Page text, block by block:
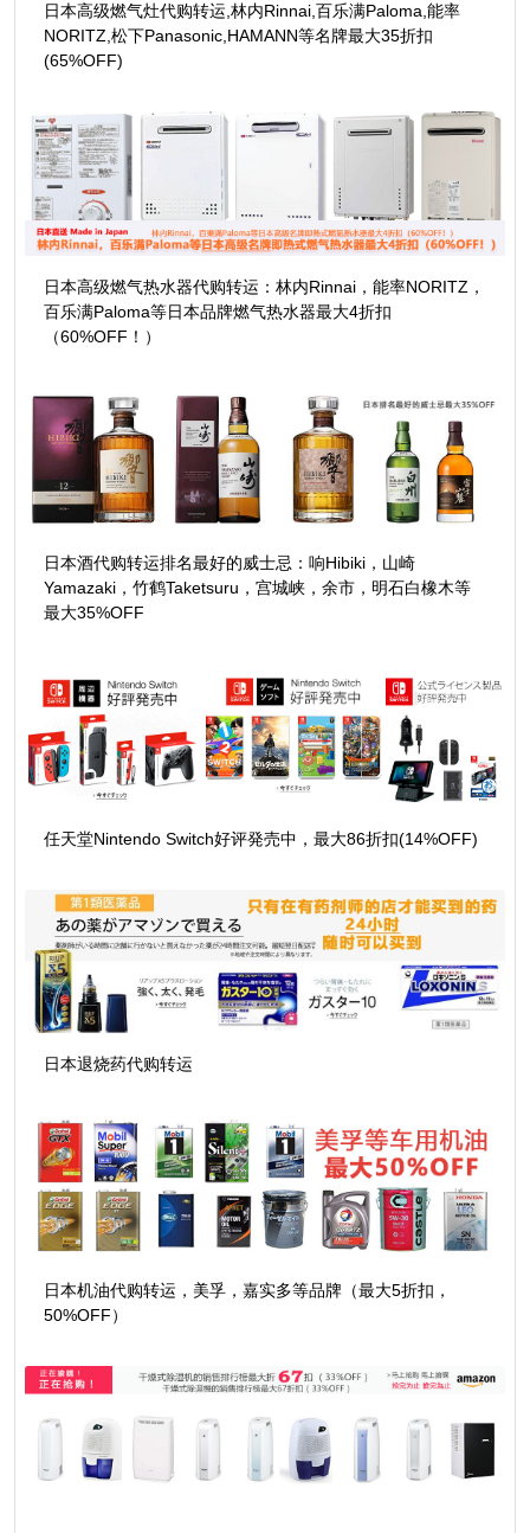
日本高级燃气灶代购转运,林内Rinnai,百乐满Paloma,能率
NORITZ,松下Panasonic,HAMANN等名牌最大35折扣
(65%OFF)
日本高级燃气热水器代购转运：林内Rinnai，能率NORITZ，
百乐满Paloma等日本品牌燃气热水器最大4折扣
（60%OFF！）
日本酒代购转运排名最好的威士忌：响Hibiki，山崎
Yamazaki，竹鹤Taketsuru，宫城峡，余市，明石白橡木等
最大35%OFF
任天堂Nintendo Switch好评発売中，最大86折扣(14%OFF)
日本退烧药代购转运
日本机油代购转运，美孚，嘉实多等品牌（最大5折扣，
50%OFF）